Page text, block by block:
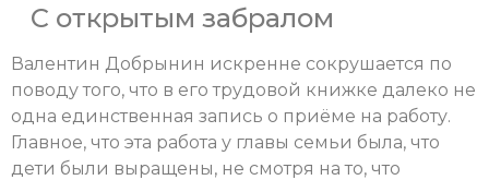
С открытым забралом
Валентин Добрынин искренне сокрушается по
поводу того, что в его трудовой книжке далеко не
одна единственная запись о приёме на работу.
Главное, что эта работа у главы семьи была, что
дети были выращены, не смотря на то, что